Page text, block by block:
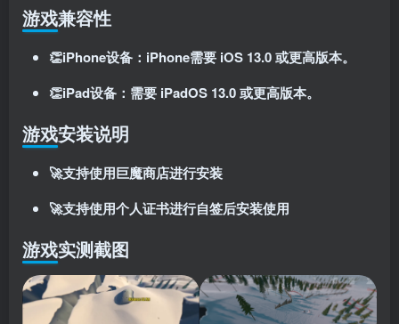
游戏兼容性
👏iPhone设备：iPhone需要 iOS 13.0 或更高版本。
👏iPad设备：需要 iPadOS 13.0 或更高版本。
游戏安装说明
🚀支持使用巨魔商店进行安装
🚀支持使用个人证书进行自签后安装使用
游戏实测截图